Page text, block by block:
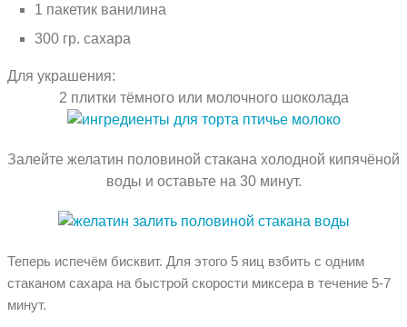
1 пакетик ванилина
300 гр. сахара
Для украшения:
2 плитки тёмного или молочного шоколада
Залейте желатин половиной стакана холодной кипячёной
воды и оставьте на 30 минут.
Теперь испечём бисквит. Для этого 5 яиц взбить с одним
стаканом сахара на быстрой скорости миксера в течение 5-7
минут.